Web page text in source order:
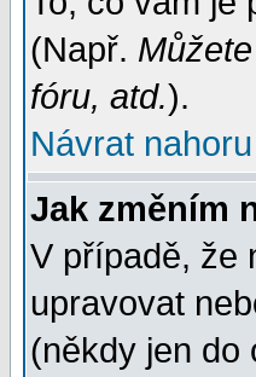
(Např.
fóru, atd.).
Návrat nahoru
Jak změním
V případě, že
upravovat
(někdy jen